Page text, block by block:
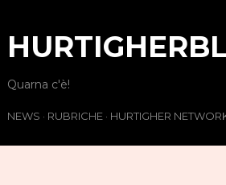
Quarna c'è!
NEWS RUBRICHE HURTIGHER